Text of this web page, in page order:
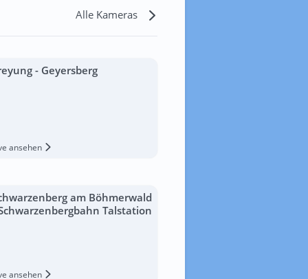
Alle Kameras
- Geyersberg
ansehen
am Böhmerwald
Talstation
ansehen